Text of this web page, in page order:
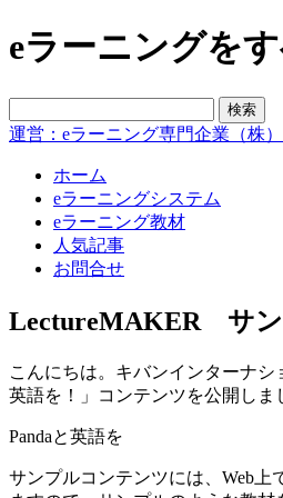
eラーニングを
運営：eラーニング専門企業（株
ホーム
eラーニングシステム
eラーニング教材
人気記事
お問合せ
LectureMAKER サン
こんにちは。キバンインターナ
英語を！」コンテンツを公開し
Pandaと英語を
サンプルコンテンツには、Web上